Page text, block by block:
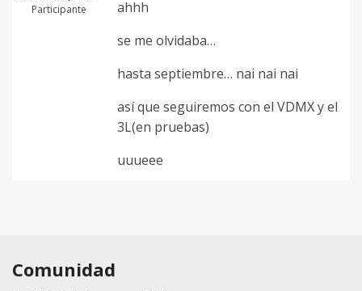
Participante
ahhh
se me olvidaba…
hasta septiembre… nai nai nai
así que seguiremos con el VDMX y el
3L(en pruebas)
uuueee
Comunidad